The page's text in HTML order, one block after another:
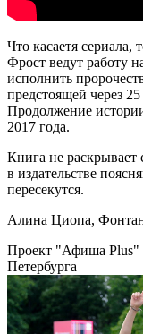
Что касаетя
Фрост ведут работу
исполнить
предстоящей через
Продолжение
2017 года.
Книга не раскрывает
в издательстве
пересекутся.
Алина Циопа,
Проект "Афиша Plus"
Петербурга